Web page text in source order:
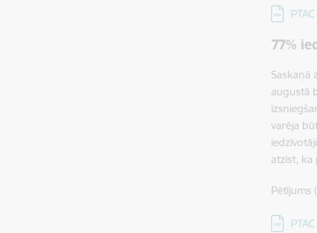
77%
Saskaņā
augustā
varēja
atzīst, ka
Pētījums